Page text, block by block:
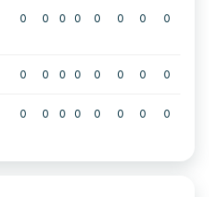
0 0 0 0 0 0 0 0
0 0 0 0 0 0 0 0
0 0 0 0 0 0 0 0